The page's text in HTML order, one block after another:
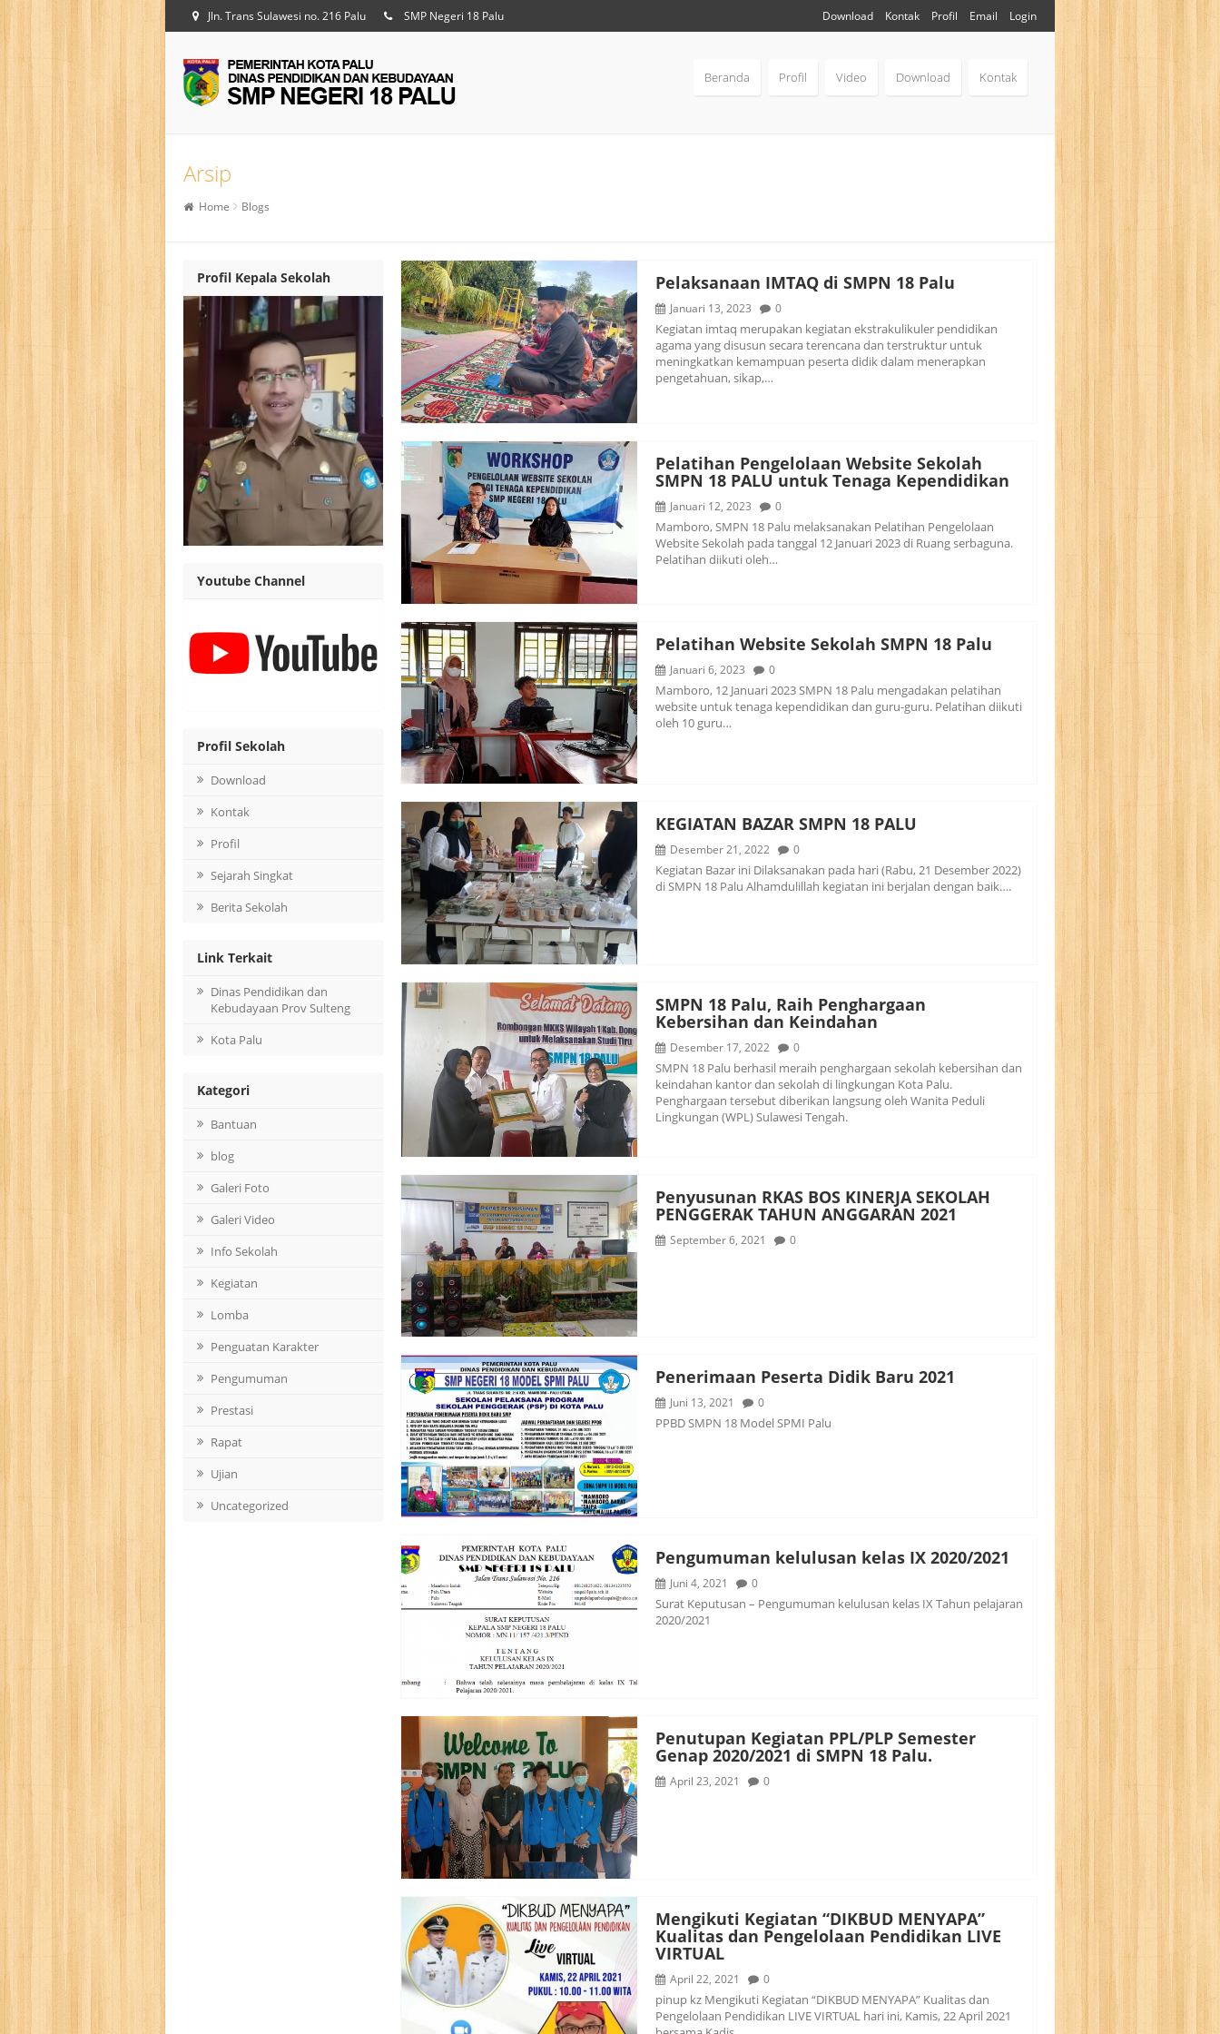
Jln. Trans Sulawesi no. 216 Palu SMP Negeri 18 Palu Download Kontak Profil Email Login
Beranda Profil Video Download Kontak
Arsip
Home Blogs
Pelaksanaan IMTAQ di SMPN 18 Palu
Januari 13, 2023 0
Kegiatan imtaq merupakan kegiatan ekstrakulikuler pendidikan
agama yang disusun secara terencana dan terstruktur untuk
meningkatkan kemampuan peserta didik dalam menerapkan
pengetahuan, sikap,…
Pelatihan Pengelolaan Website Sekolah
SMPN 18 PALU untuk Tenaga Kependidikan
Januari 12, 2023 0
Mamboro, SMPN 18 Palu melaksanakan Pelatihan Pengelolaan
Website Sekolah pada tanggal 12 Januari 2023 di Ruang serbaguna.
Pelatihan diikuti oleh…
Pelatihan Website Sekolah SMPN 18 Palu
Januari 6, 2023 0
Mamboro, 12 Januari 2023 SMPN 18 Palu mengadakan pelatihan
website untuk tenaga kependidikan dan guru-guru. Pelatihan diikuti
oleh 10 guru…
KEGIATAN BAZAR SMPN 18 PALU
Desember 21, 2022 0
Kegiatan Bazar ini Dilaksanakan pada hari (Rabu, 21 Desember 2022)
di SMPN 18 Palu Alhamdulillah kegiatan ini berjalan dengan baik….
SMPN 18 Palu, Raih Penghargaan
Kebersihan dan Keindahan
Desember 17, 2022 0
SMPN 18 Palu berhasil meraih penghargaan sekolah kebersihan dan
keindahan kantor dan sekolah di lingkungan Kota Palu.
Penghargaan tersebut diberikan langsung oleh Wanita Peduli
Lingkungan (WPL) Sulawesi Tengah.
Penyusunan RKAS BOS KINERJA SEKOLAH
PENGGERAK TAHUN ANGGARAN 2021
September 6, 2021 0
Penerimaan Peserta Didik Baru 2021
Juni 13, 2021 0
PPBD SMPN 18 Model SPMI Palu
Pengumuman kelulusan kelas IX 2020/2021
Juni 4, 2021 0
Surat Keputusan – Pengumuman kelulusan kelas IX Tahun pelajaran
2020/2021
Penutupan Kegiatan PPL/PLP Semester
Genap 2020/2021 di SMPN 18 Palu.
April 23, 2021 0
Mengikuti Kegiatan “DIKBUD MENYAPA”
Kualitas dan Pengelolaan Pendidikan LIVE
VIRTUAL
April 22, 2021 0
pinup kz Mengikuti Kegiatan “DIKBUD MENYAPA” Kualitas dan
Pengelolaan Pendidikan LIVE VIRTUAL hari ini, Kamis, 22 April 2021
Profil Kepala Sekolah
Youtube Channel
Profil Sekolah
Download
Kontak
Profil
Sejarah Singkat
Berita Sekolah
Link Terkait
Dinas Pendidikan dan
Kebudayaan Prov Sulteng
Kota Palu
Kategori
Bantuan
blog
Galeri Foto
Galeri Video
Info Sekolah
Kegiatan
Lomba
Penguatan Karakter
Pengumuman
Prestasi
Rapat
Ujian
Uncategorized